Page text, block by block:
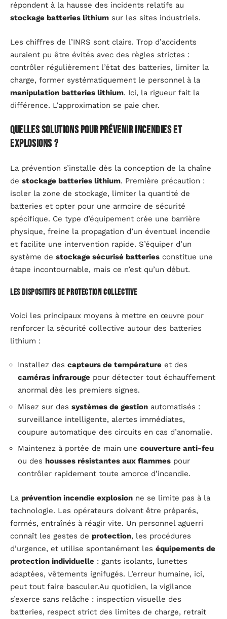
répondent à la hausse des incidents relatifs au
stockage batteries lithium sur les sites industriels.
Les chiffres de l’INRS sont clairs. Trop d’accidents
auraient pu être évités avec des règles strictes :
contrôler régulièrement l’état des batteries, limiter la
charge, former systématiquement le personnel à la
manipulation batteries lithium. Ici, la rigueur fait la
différence. L’approximation se paie cher.
Quelles solutions pour prévenir incendies et
explosions ?
La prévention s’installe dès la conception de la chaîne
de stockage batteries lithium. Première précaution :
isoler la zone de stockage, limiter la quantité de
batteries et opter pour une armoire de sécurité
spécifique. Ce type d’équipement crée une barrière
physique, freine la propagation d’un éventuel incendie
et facilite une intervention rapide. S’équiper d’un
système de stockage sécurisé batteries constitue une
étape incontournable, mais ce n’est qu’un début.
Les dispositifs de protection collective
Voici les principaux moyens à mettre en œuvre pour
renforcer la sécurité collective autour des batteries
lithium :
Installez des capteurs de température et des
caméras infrarouge pour détecter tout échauffement
anormal dès les premiers signes.
Misez sur des systèmes de gestion automatisés :
surveillance intelligente, alertes immédiates,
coupure automatique des circuits en cas d’anomalie.
Maintenez à portée de main une couverture anti-feu
ou des housses résistantes aux flammes pour
contrôler rapidement toute amorce d’incendie.
La prévention incendie explosion ne se limite pas à la
technologie. Les opérateurs doivent être préparés,
formés, entraînés à réagir vite. Un personnel aguerri
connaît les gestes de protection, les procédures
d’urgence, et utilise spontanément les équipements de
protection individuelle : gants isolants, lunettes
adaptées, vêtements ignifugés. L’erreur humaine, ici,
peut tout faire basculer.Au quotidien, la vigilance
s’exerce sans relâche : inspection visuelle des
batteries, respect strict des limites de charge, retrait